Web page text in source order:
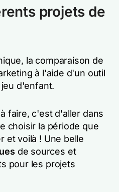
projets de
la comparaison de
à l'aide d'un outil
d'enfant.
faire, c'est d'aller dans
choisir la période que
et voilà ! Une belle
de sources et
pour les projets